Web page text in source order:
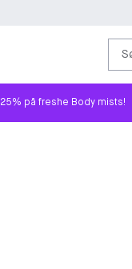
25% på freshe Body mists!